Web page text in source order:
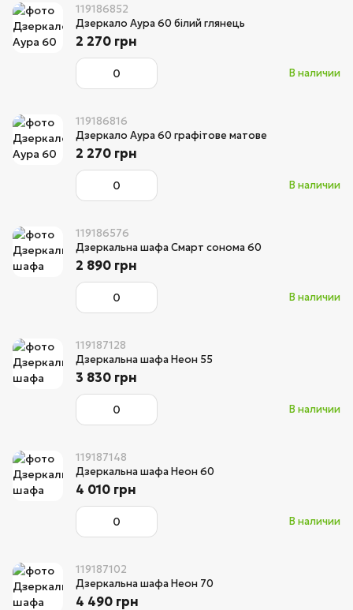
119186852
Дзеркало Аура 60 білий глянець
В наличии
2 270 грн
119186816
Дзеркало Аура 60 графітове матове
В наличии
2 270 грн
119186576
Дзеркальна шафа Смарт сонома 60
В наличии
2 890 грн
119187128
Дзеркальна шафа Неон 55
В наличии
3 830 грн
119187148
Дзеркальна шафа Неон 60
В наличии
4 010 грн
119187102
Дзеркальна шафа Неон 70
4 490 грн